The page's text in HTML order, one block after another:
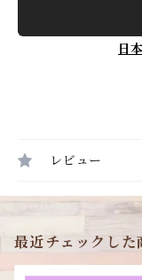
日
レビュー
最近チェックした